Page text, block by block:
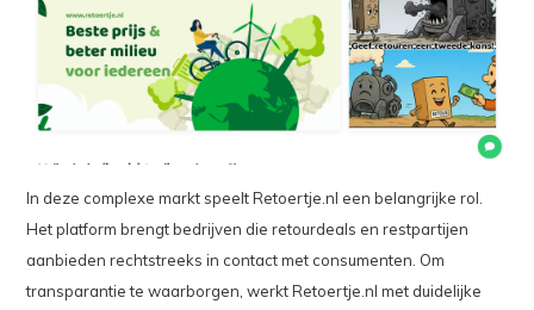
In deze complexe markt speelt Retoertje.nl een belangrijke rol.
Het platform brengt bedrijven die retourdeals en restpartijen
aanbieden rechtstreeks in contact met consumenten. Om
transparantie te waarborgen, werkt Retoertje.nl met duidelijke